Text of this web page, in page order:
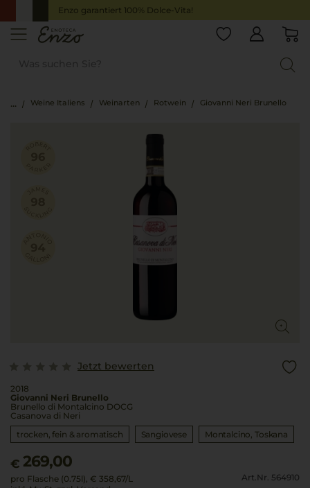
Enzo garantiert 100% Dolce-Vita!
Weine Italiens Weinarten Rotwein Giovanni Neri Brunello
Jetzt bewerten
2018
Giovanni Neri Brunello
Brunello di Montalcino DOCG
Casanova di Neri
trocken, fein & aromatisch
Sangiovese Montalcino Toskana
€ 269,00
pro Flasche (0.75l), € 358,67/L
Art.Nr. 564910